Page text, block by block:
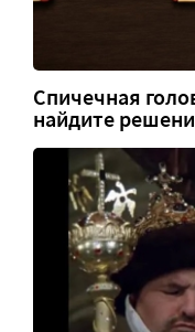
Спичечная
найдите